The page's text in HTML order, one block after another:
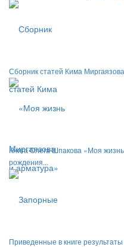
Сборник статей Кима Миргаязова
Книга Олега Шпакова «Моя
рождения...
Приведенные в книге